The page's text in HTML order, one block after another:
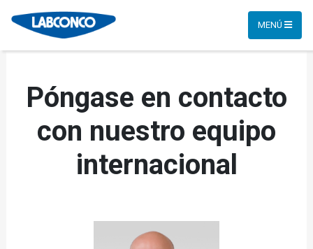
MENÚ
Póngase en contacto
con nuestro equipo
internacional